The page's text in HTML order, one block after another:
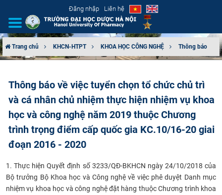
Đăng nhập Liên hệ
CƠ CẤU TỔ CHỨC
TUYỂN SINH
ĐÀO TẠO
ĐẢM BẢO CHẤT LƯỢNG
KHOA HỌC CÔNG NGHỆ
Trang chủ KHCN-HTPT KHOA HỌC CÔNG NGHỆ Thông báo
Thông báo về việc tuyển chọn tổ chức chủ trì
và cá nhân chủ nhiệm thực hiện nhiệm vụ khoa
học và công nghệ năm 2019 thuộc Chương
trình trọng điểm cấp quốc gia KC.10/16-20 giai
đoạn 2016 - 2020
1. Thực hiệnQuyết định số 3233/QĐ-BKHCN ngày 24/10/2018của
Bộ trưởng Bộ Khoa học và Công nghệ về việc phê duyệt Danh mục
nhiệm vụ khoa học và công nghệ đặt hàng thuộc Chương trình khoa